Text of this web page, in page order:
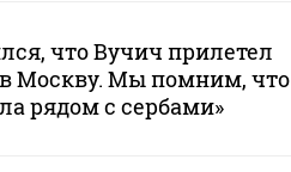
что Вучич прилетел
Москву. Мы помним, что
рядом с сербами»